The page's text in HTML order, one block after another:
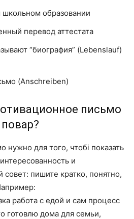
школьном образовании
перевод аттестата
“биография” (Lebenslauf)
(Anschreiben)
письмо
нужно для того, чтобі показать
и
совет: пишите кратко, понятно,
работа с едой и сам процесс
готовлю дома для семьи,